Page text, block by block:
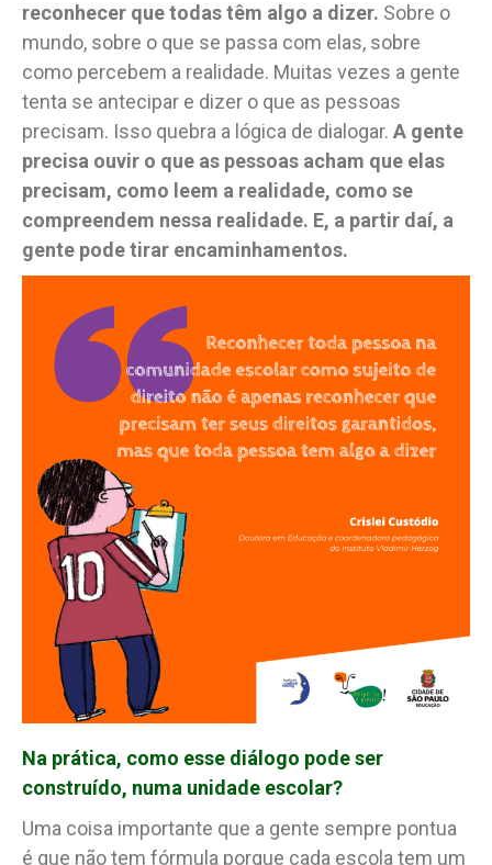
reconhecer que todas têm algo a dizer. Sobre o
mundo, sobre o que se passa com elas, sobre
como percebem a realidade. Muitas vezes a gente
tenta se antecipar e dizer o que as pessoas
precisam. Isso quebra a lógica de dialogar. A gente
precisa ouvir o que as pessoas acham que elas
precisam, como leem a realidade, como se
compreendem nessa realidade. E, a partir daí, a
gente pode tirar encaminhamentos.
Na prática, como esse diálogo pode ser
construído, numa unidade escolar?
Uma coisa importante que a gente sempre pontua
é que não tem fórmula porque cada escola tem um